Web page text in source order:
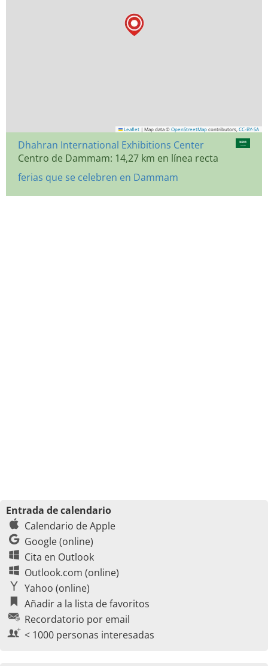
Leaflet | Map data © OpenStreetMap contributors, CC-BY-SA
Dhahran International Exhibitions Center
Centro de Dammam: 14,27 km en línea recta
ferias que se celebren en Dammam
Entrada de calendario
Calendario de Apple
Google (online)
Cita en Outlook
Outlook.com (online)
Yahoo (online)
Añadir a la lista de favoritos
Recordatorio por email
< 1000 personas interesadas